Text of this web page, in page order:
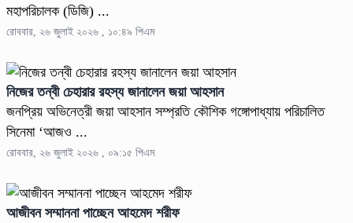
মহাপরিচালক (ডিজি) ...
রোববার, ২৬ জুলাই ২০২৬ , ১০:৪৯ পিএম
নিজের তন্বী চেহারার রহস্য জানালেন জয়া আহসান
জনপ্রিয় অভিনেত্রী জয়া আহসান সম্প্রতি কৌশিক গঙ্গোপাধ্যায় পরিচালিত
সিনেমা ‘আজও ...
রোববার, ২৬ জুলাই ২০২৬ , ০৯:১৫ পিএম
আজীবন সম্মাননা পাচ্ছেন আহমেদ শরীফ